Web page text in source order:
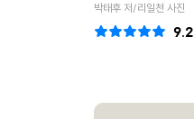
박태후 저/리일천 사진
9.2